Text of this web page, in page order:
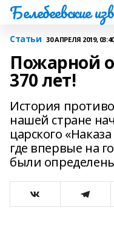
Белебеевские
Статьи 30 АПРЕЛЯ 2019, 03:40
Пожарной
370 лет!
История
нашей стране
царского
где впервые на
были